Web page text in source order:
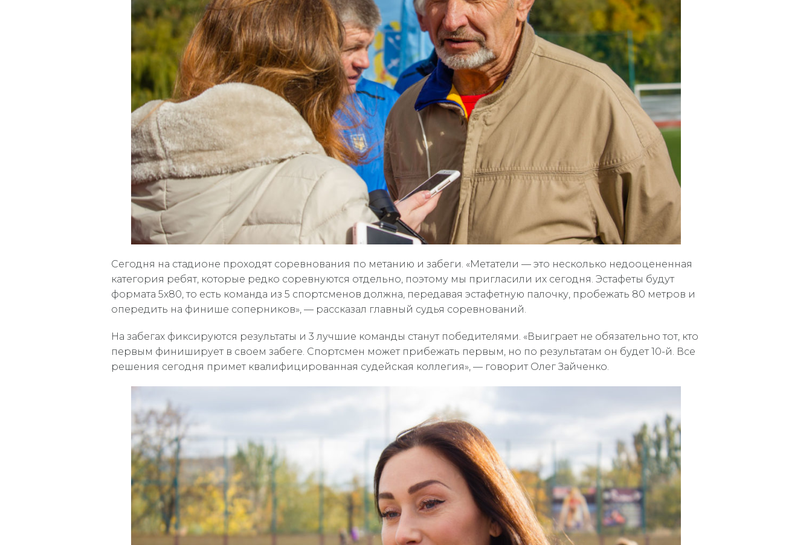
Сегодня на стадионе проходят соревнования по метанию и забеги. «Метатели — это несколько недооцененная
категория ребят, которые редко соревнуются отдельно, поэтому мы пригласили их сегодня. Эстафеты будут
формата 5х80, то есть команда из 5 спортсменов должна, передавая эстафетную палочку, пробежать 80 метров и
опередить на финише соперников», — рассказал главный судья соревнований.
На забегах фиксируются результаты и 3 лучшие команды станут победителями. «Выиграет не обязательно тот, кто
первым финиширует в своем забеге. Спортсмен может прибежать первым, но по результатам он будет 10-й. Все
решения сегодня примет квалифицированная судейская коллегия», — говорит Олег Зайченко.